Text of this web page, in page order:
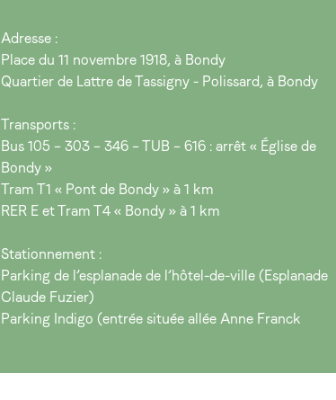
Adresse :
Place du 11 novembre 1918, à Bondy
Quartier de Lattre de Tassigny - Polissard, à Bondy
Transports :
Bus 105 – 303 – 346 – TUB – 616 : arrêt « Église de
Bondy »
Tram T1 « Pont de Bondy » à 1 km
RER E et Tram T4 « Bondy » à 1 km
Stationnement :
Parking de l’esplanade de l’hôtel-de-ville (Esplanade
Claude Fuzier)
Parking Indigo (entrée située allée Anne Franck